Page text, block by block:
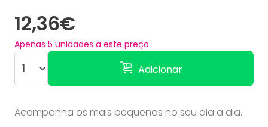
12,36€
Apenas 5 unidades a este preço
Adicionar
Acompanha os mais pequenos no seu dia a dia.